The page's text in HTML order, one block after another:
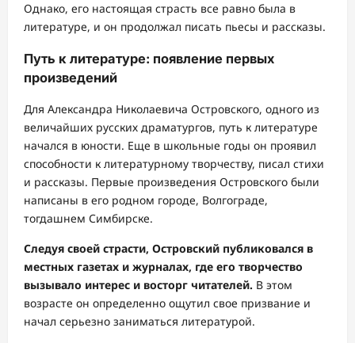
Однако, его настоящая страсть все равно была в
литературе, и он продолжал писать пьесы и рассказы.
Путь к литературе: появление первых
произведений
Для Александра Николаевича Островского, одного из
величайших русских драматургов, путь к литературе
начался в юности. Еще в школьные годы он проявил
способности к литературному творчеству, писал стихи
и рассказы. Первые произведения Островского были
написаны в его родном городе, Волгограде,
тогдашнем Симбирске.
Следуя своей страсти, Островский публиковался в
местных газетах и журналах, где его творчество
вызывало интерес и восторг читателей. В этом
возрасте он определенно ощутил свое призвание и
начал серьезно заниматься литературой.